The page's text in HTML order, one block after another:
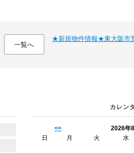
一覧へ
★新規物件情報★東大阪市
カレン
<<
2026年
日
月 火 水